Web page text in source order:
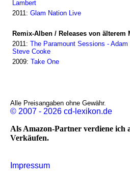
Lambert
2011: Glam Nation Live
Remix-Alben / Releases von älterem
2011: The Paramount Sessions - Adam
Steve Cooke
2009: Take One
Alle Preisangaben ohne Gewähr.
© 2007 - 2026 cd-lexikon.de
Als Amazon-Partner verdiene ich
Verkäufen.
Impressum